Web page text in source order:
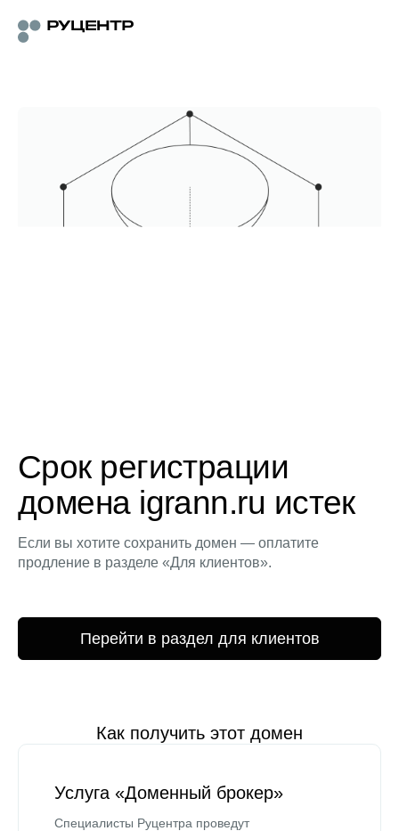
Срок регистрации
домена igrann.ru истек
Если вы хотите сохранить домен — оплатите
продление в разделе «Для клиентов».
Перейти в раздел для клиентов
Как получить этот домен
Услуга «Доменный брокер»
Специалисты Руцентра проведут